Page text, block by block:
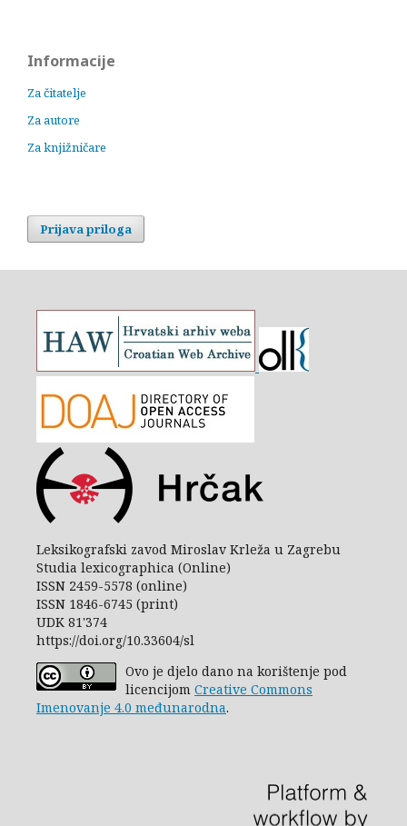
Informacije
Za čitatelje
Za autore
Za knjižničare
Prijava priloga
Leksikografski zavod Miroslav Krleža u Zagrebu
Studia lexicographica (Online)
ISSN 2459-5578 (online)
ISSN 1846-6745 (print)
UDK 81'374
https://doi.org/10.33604/sl
Ovo je djelo dano na korištenje pod
licencijom Creative Commons
Imenovanje 4.0 međunarodna.